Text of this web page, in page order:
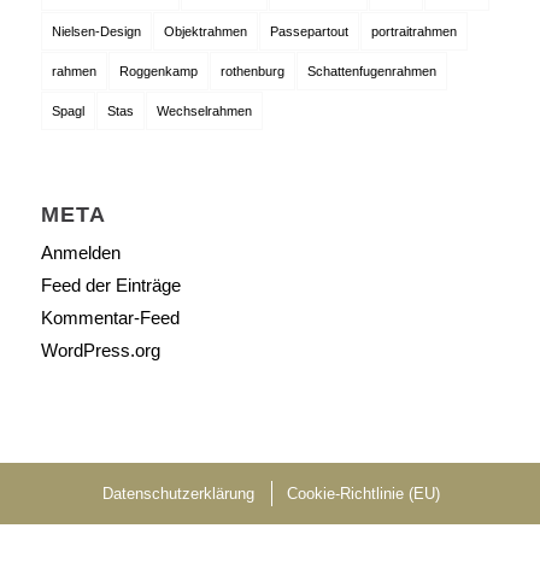
Nielsen-Design Objektrahmen Passepartout portraitrahmen
rahmen Roggenkamp rothenburg Schattenfugenrahmen
Spagl Stas Wechselrahmen
META
Anmelden
Feed der Einträge
Kommentar-Feed
WordPress.org
Datenschutzerklärung Cookie-Richtlinie (EU)